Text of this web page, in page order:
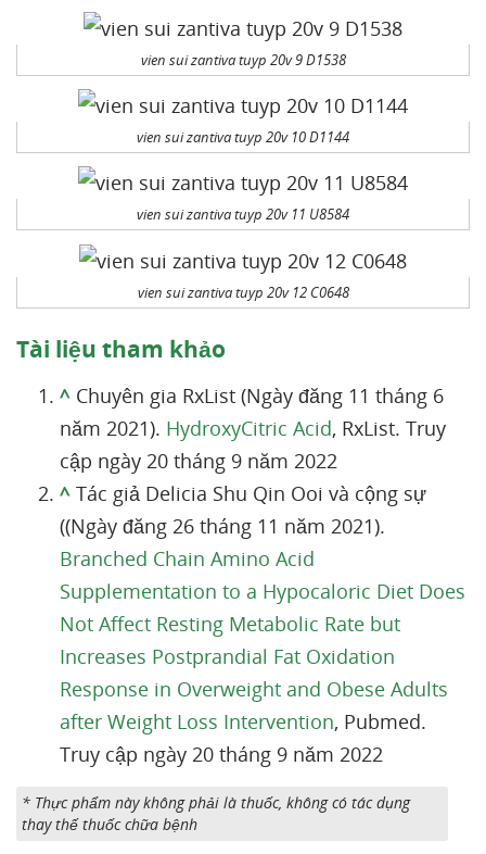
vien sui zantiva tuyp 20v 9 D1538
vien sui zantiva tuyp 20v 10 D1144
vien sui zantiva tuyp 20v 11 U8584
vien sui zantiva tuyp 20v 12 C0648
Tài liệu tham khảo
^ Chuyên gia RxList (Ngày đăng 11 tháng 6
năm 2021). HydroxyCitric Acid, RxList. Truy
cập ngày 20 tháng 9 năm 2022
^ Tác giả Delicia Shu Qin Ooi và cộng sự
((Ngày đăng 26 tháng 11 năm 2021).
Branched Chain Amino Acid
Supplementation to a Hypocaloric Diet Does
Not Affect Resting Metabolic Rate but
Increases Postprandial Fat Oxidation
Response in Overweight and Obese Adults
after Weight Loss Intervention, Pubmed.
Truy cập ngày 20 tháng 9 năm 2022
* Thực phẩm này không phải là thuốc, không có tác dụng
thay thế thuốc chữa bệnh